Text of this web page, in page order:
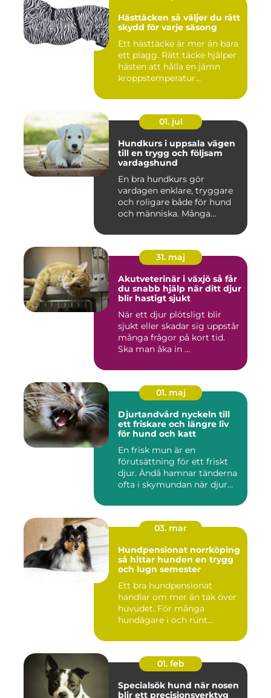
Hästtäcken så väljer du rätt
skydd för varje säsong
Ett hästtäcke är mer än bara
ett plagg. Rätt täcke hjälper
hästen att hålla en jämn
kroppstemperatur...
01. jul
Hundkurs i uppsala vägen
till en trygg och följsam
vardagshund
En bra hundkurs gör
vardagen enklare, tryggare
och roligare både för hund
och människa. Många
31. maj
Akutveterinär i växjö så får
du snabb hjälp när ditt djur
blir hastigt sjukt
När ett djur plötsligt blir
sjukt eller skadar sig uppstår
många frågor på kort tid.
Ska man åka in ...
01. maj
Djurtandvård nyckeln till
ett friskare och längre liv
för hund och katt
En frisk mun är en
förutsättning för ett friskt
djur. Ändå hamnar tänderna
ofta i skymundan när djur...
03. mar
Hundpensionat norrköping
så hittar hunden en trygg
och lugn semester
Ett bra hundpensionat
handlar om mer än tak över
huvudet. För många
hundägare i och runt
01. feb
Specialsök hund när nosen
blir ett precisionsverktyg